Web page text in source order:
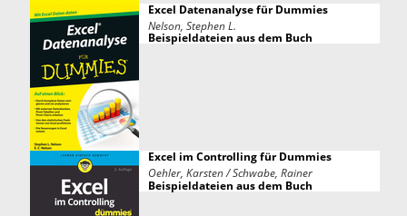
Excel Datenanalyse für Dummies
Nelson, Stephen L.
Beispieldateien aus dem Buch
Excel im Controlling für Dummies
Oehler, Karsten / Schwabe, Rainer
Beispieldateien aus dem Buch